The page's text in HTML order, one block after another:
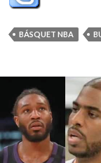
BÁSQUET NBA